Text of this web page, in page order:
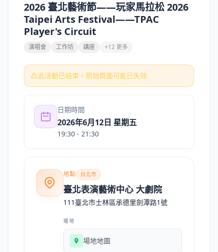
2026 臺北藝術節——玩家馬拉松 2026
Taipei Arts Festival——TPAC
Player's Circuit
演唱會 工作坊 講座 +12 更多
此活動已結束，原始頁面可能已失效
日期時間
2026年6月12日 星期五
19:30 - 21:30
地點 台北市
臺北表演藝術中心 大劇院
111臺北市士林區承德里劍潭路1號
場地
場地地圖